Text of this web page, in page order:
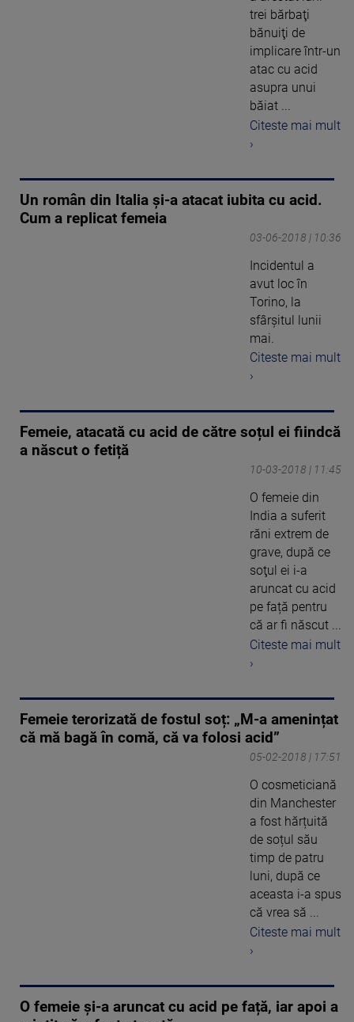
trei bărbaţi
bănuiţi de
implicare într-un
atac cu acid
asupra unui
băiat ...
Citeste mai mult
›
Un român din Italia şi-a atacat iubita cu acid.
Cum a replicat femeia
03-06-2018 | 10:36
Incidentul a
avut loc în
Torino, la
sfârşitul lunii
mai.
Citeste mai mult
›
Femeie, atacată cu acid de către soțul ei fiindcă
a născut o fetiță
10-03-2018 | 11:45
O femeie din
India a suferit
răni extrem de
grave, după ce
soţul ei i-a
aruncat cu acid
pe față pentru
că ar fi născut ...
Citeste mai mult
›
Femeie terorizată de fostul soț: „M-a amenințat
că mă bagă în comă, că va folosi acid”
05-02-2018 | 17:51
O cosmeticiană
din Manchester
a fost hărțuită
de soțul său
timp de patru
luni, după ce
aceasta i-a spus
că vrea să ...
Citeste mai mult
›
O femeie și-a aruncat cu acid pe față, iar apoi a